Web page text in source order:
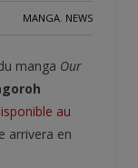
MANGA, NEWS
manga Our
au
arrivera en